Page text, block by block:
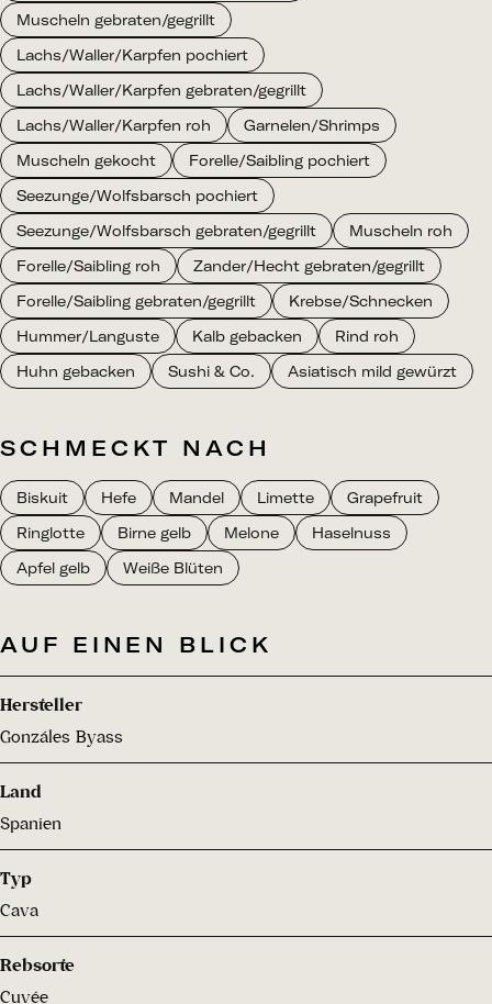
Muscheln gebraten/gegrillt
Lachs/Waller/Karpfen pochiert
Lachs/Waller/Karpfen gebraten/gegrillt
Lachs/Waller/Karpfen roh
Garnelen/Shrimps
Muscheln gekocht
Forelle/Saibling pochiert
Seezunge/Wolfsbarsch pochiert
Seezunge/Wolfsbarsch gebraten/gegrillt
Muscheln roh
Forelle/Saibling roh
Zander/Hecht gebraten/gegrillt
Forelle/Saibling gebraten/gegrillt
Krebse/Schnecken
Hummer/Languste
Kalb gebacken
Rind roh
Huhn gebacken
Sushi & Co. Asiatisch mild gewürzt
SCHMECKT NACH
Biskuit Hefe Mandel Limette
Grapefruit
Ringlotte
Birne gelb Melone
Haselnuss
Apfel gelb
Weiße Blüten
AUF EINEN BLICK
Hersteller
Gonzáles Byass
Land
Spanien
Typ
Cava
Rebsorte
Cuvée